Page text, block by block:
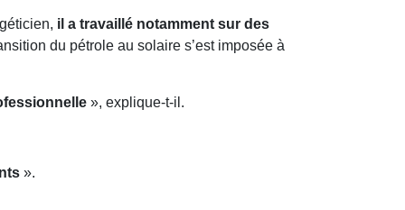
il a travaillé notamment sur des
du pétrole au solaire s’est imposée à
», explique-t-il.
».